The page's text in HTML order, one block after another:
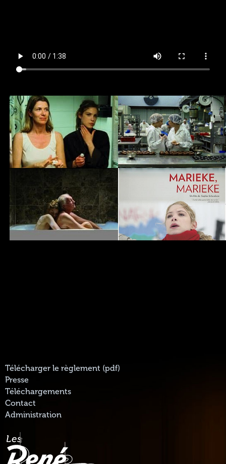
Télécharger le règlement (pdf)
Presse
Téléchargements
Contact
Administration